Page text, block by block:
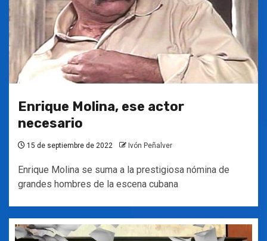
Enrique Molina, ese actor
necesario
15 de septiembre de 2022 Ivón Peñalver
Enrique Molina se suma a la prestigiosa nómina de
grandes hombres de la escena cubana